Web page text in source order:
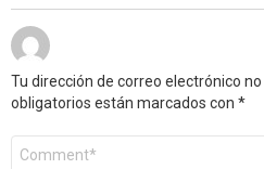
Tu dirección de correo electrónico
obligatorios están marcados con *